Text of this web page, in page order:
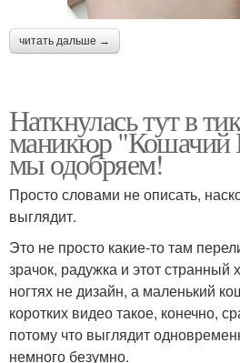
читать дальше →
Наткнулась тут в
маникюр "Кошачий
мы одобряем!
Просто словами не описать,
выглядит.
Это не просто какие-то там
зрачок, радужка и этот
ногтях не дизайн, а маленький
коротких видео такое, конечно,
потому что выглядит
немного безумно.